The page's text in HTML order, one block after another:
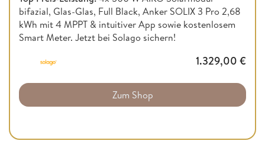
bifazial, Glas-Glas, Full Black, Anker SOLIX 3 Pro 2,68
kWh mit 4 MPPT & intuitiver App sowie kostenlosem
Smart Meter. Jetzt bei Solago sichern!
1.329,00 €
Zum Shop